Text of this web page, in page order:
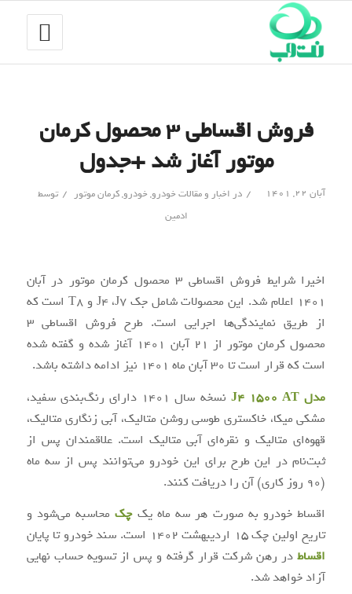
فروش اقساطی ۳ محصول کرمان
موتور آغاز شد +جدول
آبان ۲۲, ۱۴۰۱ / در اخبار و مقالات خودرو,خودرو,کرمان موتور / توسط
ادمین
اخیرا شرایط فروش اقساطی 3 محصول کرمان موتور در آبان
1401 اعلام شد. این محصولات شامل جک J4 ،J7 و T8 است که
از طریق نمایندگی‌ها اجرایی است. طرح فروش اقساطی 3
محصول کرمان موتور از 21 آبان 1401 آغاز شده و گفته شده
است که قرار است تا 30 آبان ماه 1401 نیز ادامه داشته باشد.
مدل J4 1500 AT
نسخه سال 1401 دارای رنگ‌بندی سفید،
مشکی میکا، خاکستری طوسی روشن متالیک، آبی زنگاری متالیک،
قهوه‌ای متالیک و نقره‌ای آبی متالیک است. علاقمندان پس از
ثبت‌نام در این طرح برای این خودرو می‌توانند پس از سه ماه
(90 روز کاری) آن را دریافت کنند.
اقساط خودرو به صورت هر سه ماه یکچکمحاسبه می‌شود و
تاریخ اولین چک 15 اردیبهشت 1402 است. سند خودرو تا پایان
اقساطدر رهن شرکت قرار گرفته و پس از تسویه حساب نهایی
آزاد خواهد شد.